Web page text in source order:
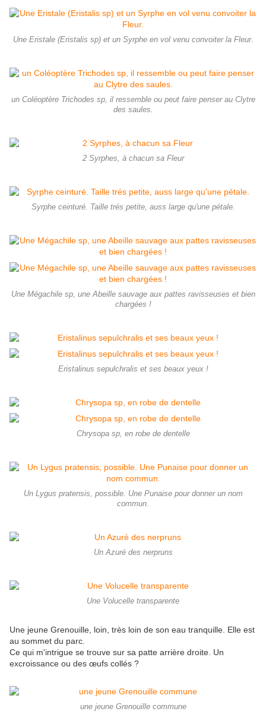
Une Eristale (Eristalis sp) et un Syrphe en vol venu convoiter la Fleur.
un Coléoptère Trichodes sp, il ressemble ou peut faire penser au Clytre
des saules.
2 Syrphes, à chacun sa Fleur
Syrphe ceinturé. Taille trés petite, auss large qu'une pétale.
Une Mégachile sp, une Abeille sauvage aux pattes ravisseuses et bien
chargées !
Eristalinus sepulchralis et ses beaux yeux !
Chrysopa sp, en robe de dentelle
Un Lygus pratensis, possible. Une Punaise pour donner un nom
commun.
Un Azuré des nerpruns
Une Volucelle transparente
Une jeune Grenouille, loin, très loin de son eau tranquille. Elle est
au sommet du parc.
Ce qui m'intrigue se trouve sur sa patte arrière droite. Un
excroissance ou des œufs collés ?
une jeune Grenouille commune